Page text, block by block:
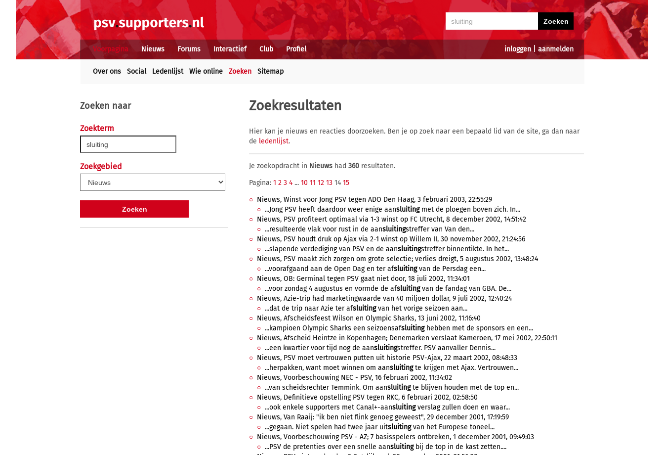
inloggen| aanmelden
Voorpagina Nieuws Forums Interactief Club Profiel
Over ons Social Ledenlijst Wie online Zoeken Sitemap
Zoeken naar
Zoekterm
Zoekgebied
Zoekresultaten
Hier kan je nieuws en reacties doorzoeken. Ben je op zoek naar een bepaald lid van de site, ga dan naar
de ledenlijst.
Je zoekopdracht in Nieuws had 360 resultaten.
Pagina: 1 2 3 4 ... 10 11 12 13 14 15
Nieuws, Winst voor Jong PSV tegen ADO Den Haag, 3 februari 2003, 22:55:29
...Jong PSV heeft daardoor weer enige aansluitingmet de ploegen boven zich. In...
Nieuws, PSV profiteert optimaal via 1-3 winst op FC Utrecht, 8 december 2002, 14:51:42
...resulteerde vlak voor rust in de aansluitingstreffer van Van den...
Nieuws, PSV houdt druk op Ajax via 2-1 winst op Willem II, 30 november 2002, 21:24:56
...slapende verdediging van PSV en de aansluitingstreffer binnentikte. In het...
Nieuws, PSV maakt zich zorgen om grote selectie; verlies dreigt, 5 augustus 2002, 13:48:24
...voorafgaand aan de Open Dag en ter afsluitingvan de Persdag een...
Nieuws, OB: Germinal tegen PSV gaat niet door, 18 juli 2002, 11:34:01
...voor zondag 4 augustus en vormde de afsluitingvan de fandag van GBA. De...
Nieuws, Azie-trip had marketingwaarde van 40 miljoen dollar, 9 juli 2002, 12:40:24
...dat de trip naar Azie ter afsluitingvan het vorige seizoen aan...
Nieuws, Afscheidsfeest Wilson en Olympic Sharks, 13 juni 2002, 11:16:40
...kampioen Olympic Sharks een seizoensafsluitinghebben met de sponsors en een...
Nieuws, Afscheid Heintze in Kopenhagen; Denemarken verslaat Kameroen, 17 mei 2002, 22:50:11
...een kwartier voor tijd nog de aansluitingstreffer. PSV aanvaller Dennis...
Nieuws, PSV moet vertrouwen putten uit historie PSV-Ajax, 22 maart 2002, 08:48:33
...herpakken, want moet winnen om aansluitingte krijgen met Ajax. Vertrouwen...
Nieuws, Voorbeschouwing NEC - PSV, 16 februari 2002, 11:34:02
...van scheidsrechter Temmink. Om aansluitingte blijven houden met de top en...
Nieuws, Definitieve opstelling PSV tegen RKC, 6 februari 2002, 02:58:50
...ook enkele supporters met Canal+-aansluitingverslag zullen doen en waar...
Nieuws, Van Raaij: "ik ben niet flink genoeg geweest", 29 december 2001, 17:19:59
...gegaan. Niet spelen had twee jaar uitsluitingvan het Europese toneel...
Nieuws, Voorbeschouwing PSV - AZ; 7 basisspelers ontbreken, 1 december 2001, 09:49:03
...PSV de pretenties over een snelle aansluitingbij de top in de kast zetten....